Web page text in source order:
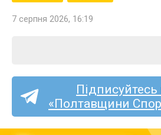
7 серпня 2026, 16:19
Підписуйтесь
«Полтавщини